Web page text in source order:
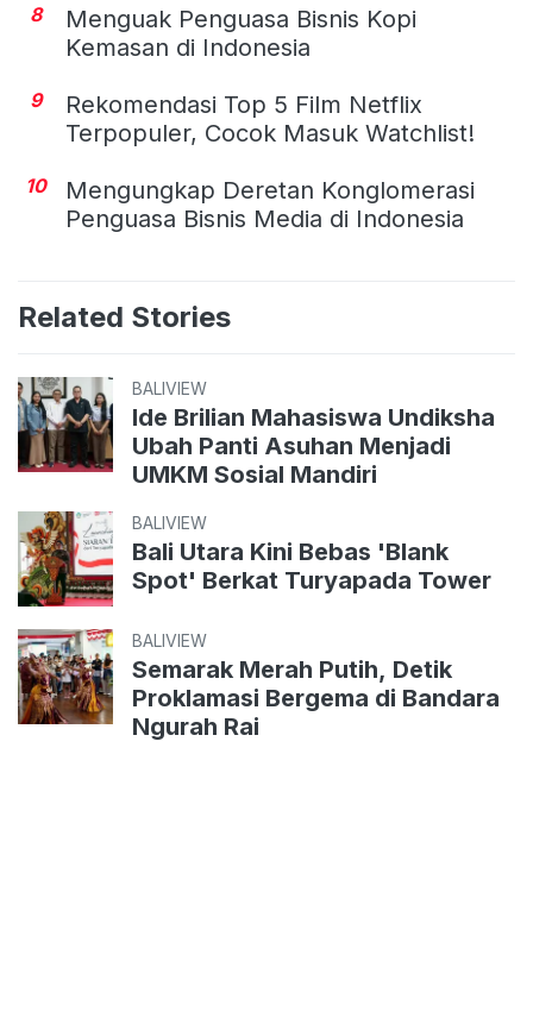
8
Menguak Penguasa Bisnis Kopi
Kemasan di Indonesia
9
Rekomendasi Top 5 Film Netflix
Terpopuler, Cocok Masuk Watchlist!
10
Mengungkap Deretan Konglomerasi
Penguasa Bisnis Media di Indonesia
Related Stories
BALIVIEW
Ide Brilian Mahasiswa Undiksha
Ubah Panti Asuhan Menjadi
UMKM Sosial Mandiri
BALIVIEW
Bali Utara Kini Bebas 'Blank
Spot' Berkat Turyapada Tower
BALIVIEW
Semarak Merah Putih, Detik
Proklamasi Bergema di Bandara
Ngurah Rai